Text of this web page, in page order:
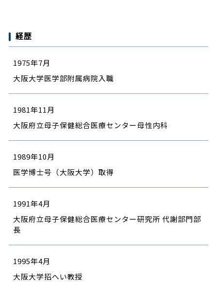
経歴
1975年7月
大阪大学医学部附属病院入職
1981年11月
大阪府立母子保健総合医療センター母性内科
1989年10月
医学博士号（大阪大学）取得
1991年4月
大阪府立母子保健総合医療センター研究所 代謝部門部
長
1995年4月
大阪大学招へい教授